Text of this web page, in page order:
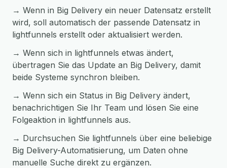
→ Wenn in Big Delivery ein neuer Datensatz erstellt
wird, soll automatisch der passende Datensatz in
lightfunnels erstellt oder aktualisiert werden.
→ Wenn sich in lightfunnels etwas ändert,
übertragen Sie das Update an Big Delivery, damit
beide Systeme synchron bleiben.
→ Wenn sich ein Status in Big Delivery ändert,
benachrichtigen Sie Ihr Team und lösen Sie eine
Folgeaktion in lightfunnels aus.
→ Durchsuchen Sie lightfunnels über eine beliebige
Big Delivery-Automatisierung, um Daten ohne
manuelle Suche direkt zu ergänzen.